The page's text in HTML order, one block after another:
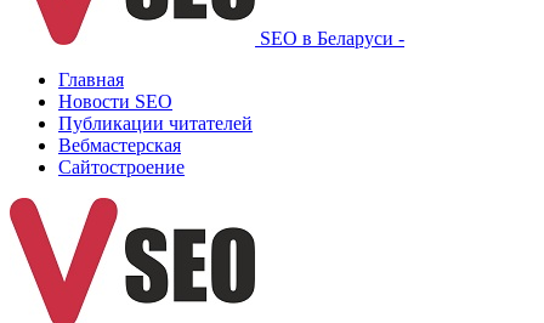
SEO в Беларуси -
Главная
Новости SEO
Публикации читателей
Вебмастерская
Сайтостроение